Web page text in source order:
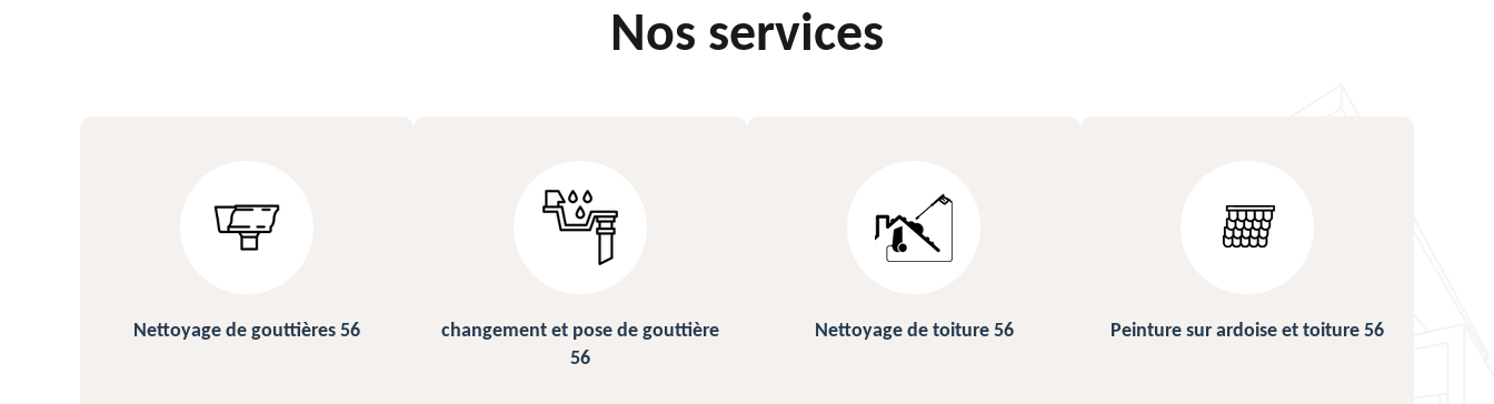
Nos services
changement et pose de gouttière
Nettoyage de toiture 56 Peinture sur ardoise et toiture 56 Urgence fuite de toiture 56